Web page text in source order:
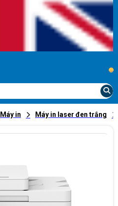
...
Máy in Máy in laser đen trắng